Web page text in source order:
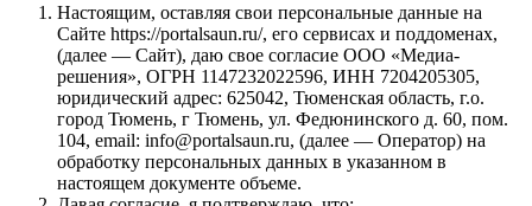
Настоящим, оставляя свои персональные данные на
Сайте https://portalsaun.ru/, его сервисах и поддоменах,
(далее — Сайт), даю свое согласие ООО «Медиа-
решения», ОГРН 1147232022596, ИНН 7204205305,
юридический адрес: 625042, Тюменская область, г.о.
город Тюмень, г Тюмень, ул. Федюнинского д. 60, пом.
104, email: info@portalsaun.ru, (далее — Оператор) на
обработку персональных данных в указанном в
настоящем документе объеме.